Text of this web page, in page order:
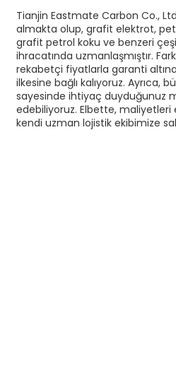
Tianjin Eastmate Carbon Co.,
almakta olup, grafit elektrot,
grafit petrol koku ve benzeri
ihracatında uzmanlaşmıştır.
rekabetçi fiyatlarla garanti
ilkesine bağlı kalıyoruz. Ayrıca,
sayesinde ihtiyaç duyduğunuz
edebiliyoruz. Elbette, maliyetleri
kendi uzman lojistik ekibimize